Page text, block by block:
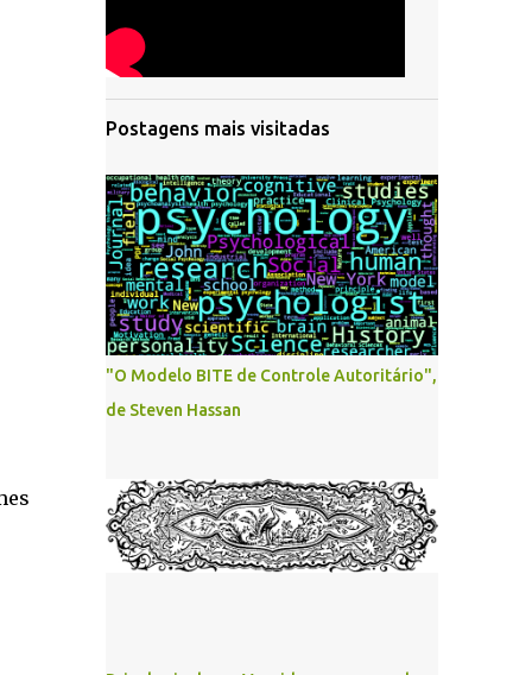
Postagens mais visitadas
"O Modelo BITE de Controle Autoritário",
de Steven Hassan